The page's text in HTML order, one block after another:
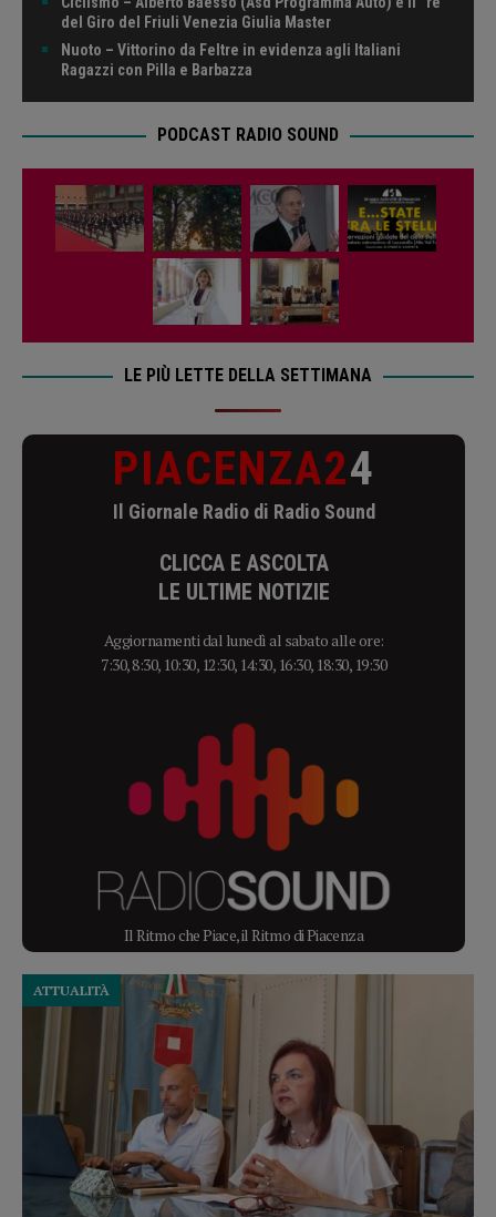
del Giro del Friuli Venezia Giulia Master
Nuoto – Vittorino da Feltre in evidenza agli Italiani
Ragazzi con Pilla e Barbazza
PODCAST RADIO SOUND
LE PIÙ LETTE DELLA SETTIMANA
PIACENZA24
Il Giornale Radio di Radio Sound
CLICCA E ASCOLTA
LE ULTIME NOTIZIE
Aggiornamenti dal lunedì al sabato alle ore:
7:30, 8:30, 10:30, 12:30, 14:30, 16:30, 18:30, 19:30
Il Ritmo che Piace, il Ritmo di Piacenza
ATTUALITÀ